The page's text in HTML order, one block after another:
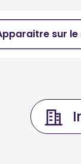
sur le